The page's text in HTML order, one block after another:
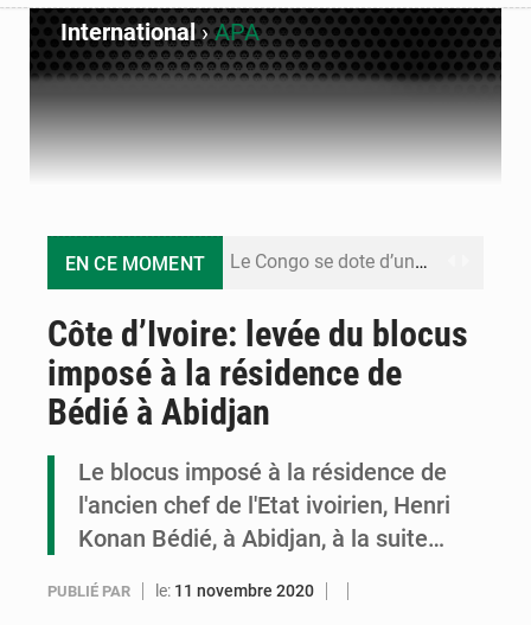
International›APA
EN CE MOMENT Le Congo se dote d’un programme national pour valoriser les produits forestiers non ligneux
Compétitions africaines : la CAF ferme la porte à l’AC Léopards et à l’AS Otohô
Côte d’Ivoire: levée du blocus
imposé à la résidence de
Bédié à Abidjan
Le blocus imposé à la résidence de
l'ancien chef de l'Etat ivoirien, Henri
Konan Bédié, à Abidjan, à la suite…
PUBLIÉ PAR le: 11 novembre 2020